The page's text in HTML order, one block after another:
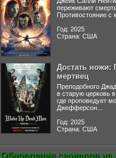
переживают
Противостояние с
Год: 2025
Страна: США
Достать ножи:
мертвец
Преподобного
в старую церковь
где проповедует
Джефферсон...
Год: 2025
Страна: США
Обновления сериалов на